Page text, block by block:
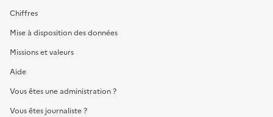
Chiffres
Mise à disposition des données
Missions et valeurs
Aide
Vous êtes une administration ?
Vous êtes journaliste ?